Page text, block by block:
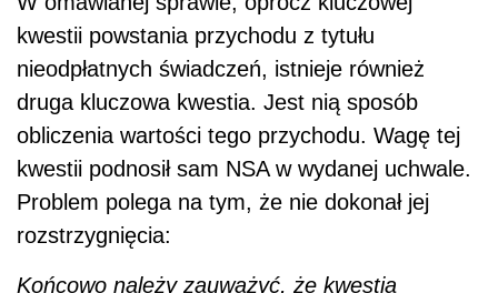
kwestii powstania przychodu z tytułu
nieodpłatnych świadczeń, istnieje również
druga kluczowa kwestia. Jest nią sposób
obliczenia wartości tego przychodu. Wagę tej
kwestii podnosił sam NSA w wydanej uchwale.
Problem polega na tym, że nie dokonał jej
rozstrzygnięcia:
Końcowo należy zauważyć, że kwestia